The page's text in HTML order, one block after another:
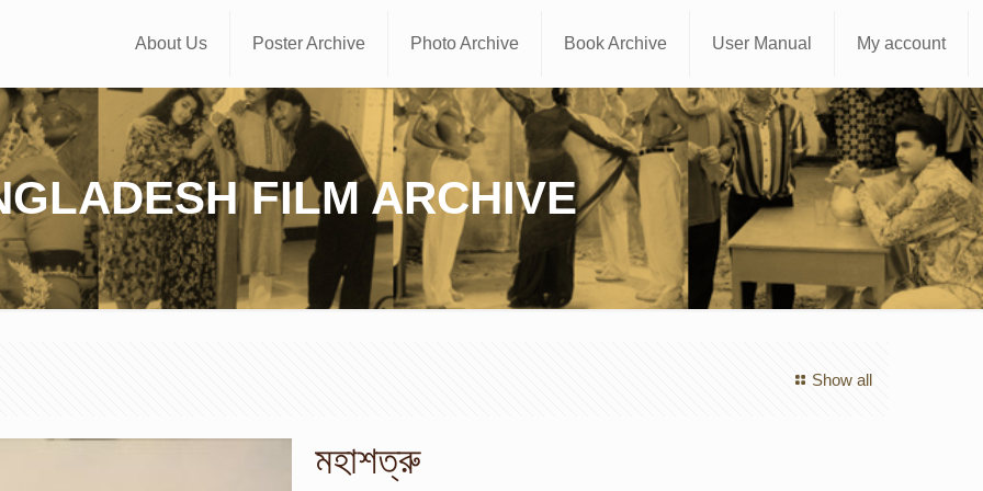
About Us Poster Archive Photo Archive Book Archive User Manual My account
FILM ARCHIVE
Show all
মহাশত্রু